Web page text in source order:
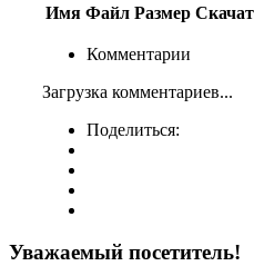
Имя Файл Размер
Комментарии
Загрузка комментариев...
Поделиться:
Уважаемый посетитель!